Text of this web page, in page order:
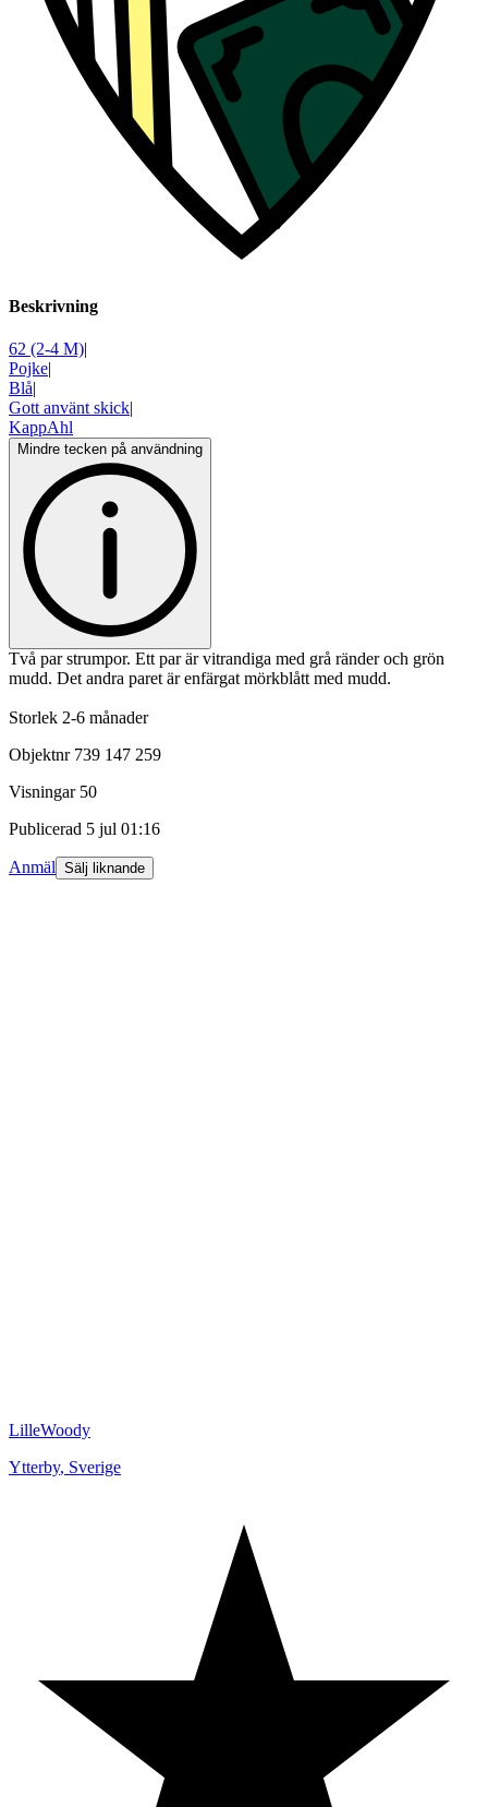
Beskrivning
62 (2-4 M)|
Pojke|
Blå|
Gott använt skick|
KappAhl
Mindre tecken på användning
Två par strumpor. Ett par är vitrandiga med grå ränder och grön
mudd. Det andra paret är enfärgat mörkblått med mudd.
Storlek 2-6 månader
Objektnr 739 147 259
Visningar 50
Publicerad 5 jul 01:16
Anmäl Sälj liknande
LilleWoody
Ytterby, Sverige